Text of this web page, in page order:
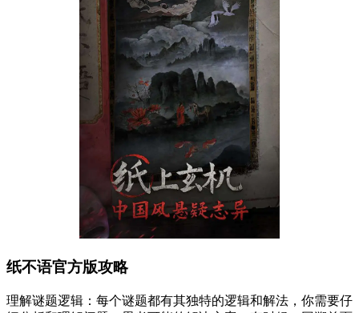
纸不语官方版攻略
理解谜题逻辑：每个谜题都有其独特的逻辑和解法，你需要仔